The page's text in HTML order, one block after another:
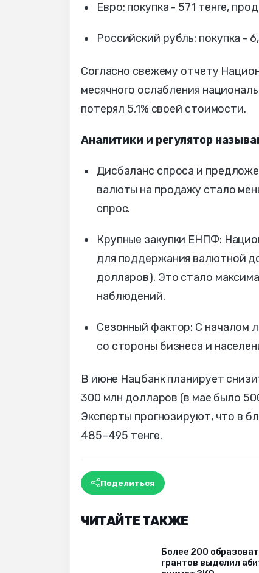
Евро: покупка - 571 тенге,
Российский рубль: покупка -
Согласно свежему отчету
месячного ослабления
потерял 5,1% своей стоимости.
Аналитики и регулятор
Дисбаланс спроса и
валюты на продажу стало
спрос.
Крупные закупки ЕНПФ:
для поддержания валютной
долларов). Это стало
наблюдений.
Сезонный фактор: С началом
со стороны бизнеса и
В июне Нацбанк планирует
300 млн долларов (в мае было
Эксперты прогнозируют, что в
485–495 тенге.
Поделиться
ЧИТАЙТЕ ТАКЖЕ
Более 200
грантов выделил